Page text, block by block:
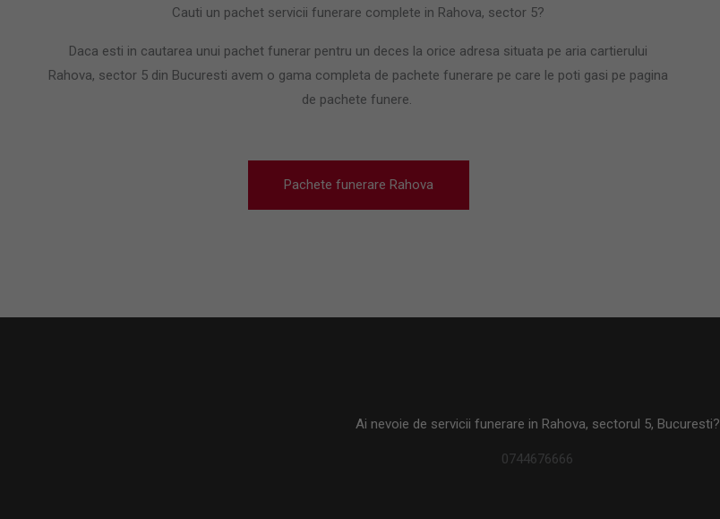
Cauti un pachet servicii funerare complete in Rahova, sector 5?
Daca esti in cautarea unui pachet funerar pentru un deces la orice adresa situata pe aria cartierului
Rahova, sector 5 din Bucuresti avem o gama completa de pachete funerare pe care le poti gasi pe pagina
de pachete funere.
Pachete funerare Rahova
Ai nevoie de servicii funerare in Rahova, sectorul 5, Bucuresti?
0744676666